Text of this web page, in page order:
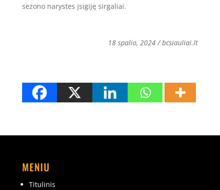
sezono narystes įsigiję sirgaliai.
18 spalio, 2024 / bcsiauliai.lt
MENIU
Titulinis